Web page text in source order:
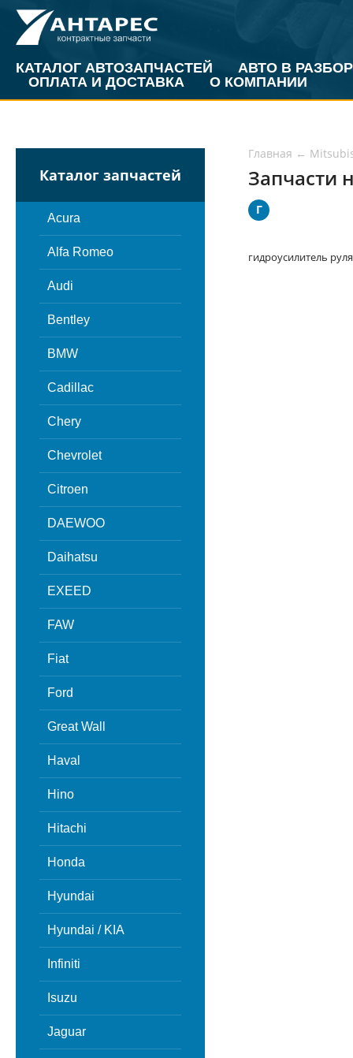
КАТАЛОГ АВТОЗАПЧАСТЕЙ
АВТО В РАЗБОР
ОПЛАТА И ДОСТАВКА
О КОМПАНИИ
Каталог запчастей
Acura
Alfa Romeo
Audi
Bentley
BMW
Cadillac
Chery
Chevrolet
Citroen
DAEWOO
Daihatsu
EXEED
FAW
Fiat
Ford
Great Wall
Haval
Hino
Hitachi
Honda
Hyundai
Hyundai / KIA
Infiniti
Isuzu
Jaguar
Главная ←
Запчасти
Г
гидроусилитель руля